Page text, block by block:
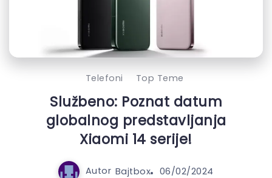
Telefoni Top Teme
Službeno: Poznat datum
globalnog predstavljanja
Xiaomi 14 serije!
Autor Bajtbox 06/02/2024